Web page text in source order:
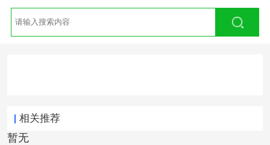
相关推荐
暂无